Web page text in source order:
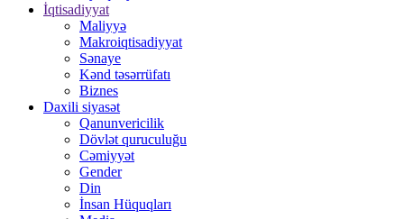
İqtisadiyyat
Maliyyə
Makroiqtisadiyyat
Sənaye
Kənd təsərrüfatı
Biznes
Daxili siyasət
Qanunvericilik
Dövlət quruculuğu
Cəmiyyət
Gender
Din
İnsan Hüquqları